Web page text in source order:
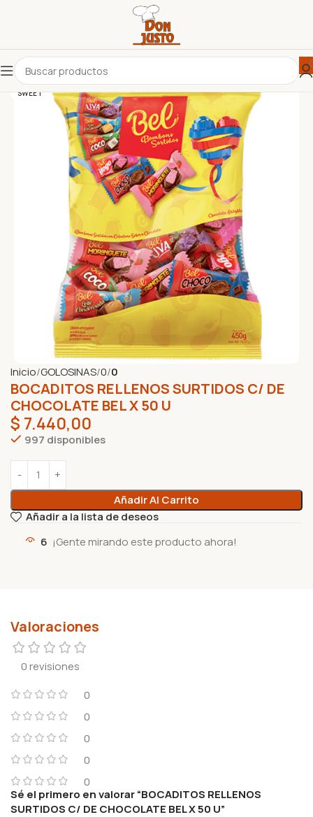
SWEET
Inicio GOLOSINAS 0 0
BOCADITOS RELLENOS SURTIDOS C/ DE
CHOCOLATE BEL X 50 U
$ 7.440,00
997 disponibles
Añadir Al Carrito
Añadir a la lista de deseos
6 ¡Gente mirando este producto ahora!
Valoraciones
0 revisiones
0
0
0
0
0
Sé el primero en valorar “BOCADITOS RELLENOS
SURTIDOS C/ DE CHOCOLATE BEL X 50 U”